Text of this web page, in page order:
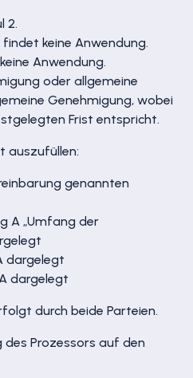
2.
keine Anwendung.
Anwendung.
oder allgemeine
Genehmigung, wobei
Frist entspricht.
auszufüllen:
genannten
A „Umfang der
dargelegt
dargelegt
durch beide Parteien.
des Prozessors auf den